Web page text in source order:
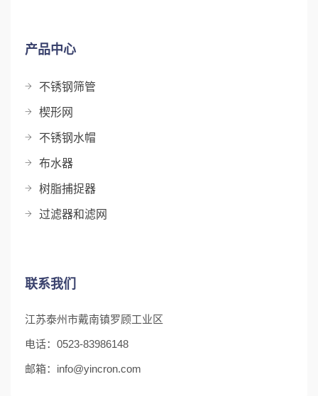
产品中心
不锈钢筛管
楔形网
不锈钢水帽
布水器
树脂捕捉器
过滤器和滤网
联系我们
江苏泰州市戴南镇罗顾工业区
电话：0523-83986148
邮箱：info@yincron.com